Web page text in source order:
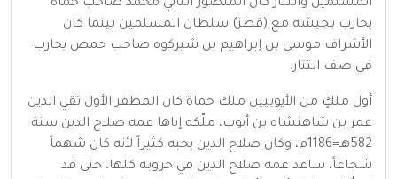
المسلمين والتتار كان المنصور الثاني محمد صاحب حماة
يحارب بجيشه مع (قطز) سلطان المسلمين بينما كان
الأشراف موسى بن إبراهيم بن شيركوه صاحب حمص يحارب
في صف التتار.
أول ملكٍ من الأيوبيين ملك حماة كان المظفر الأول تقي الدين
عمر بن شاهنشاه بن أيوب، ملّكه إياها عمه صلاح الدين سنة
582هـ=1186م، وكان صلاح الدين يحبه كثيراً لأنه كان شهماً
شجاعاً، ساعد عمه صلاح الدين في حروبه كلها، حتى قد